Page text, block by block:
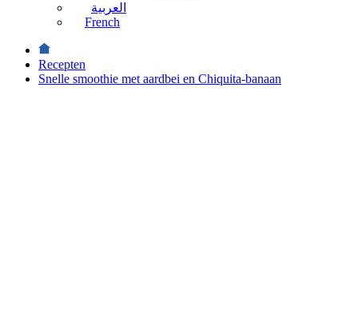
العربية
French
Recepten
Snelle smoothie met aardbei en Chiquita-banaan